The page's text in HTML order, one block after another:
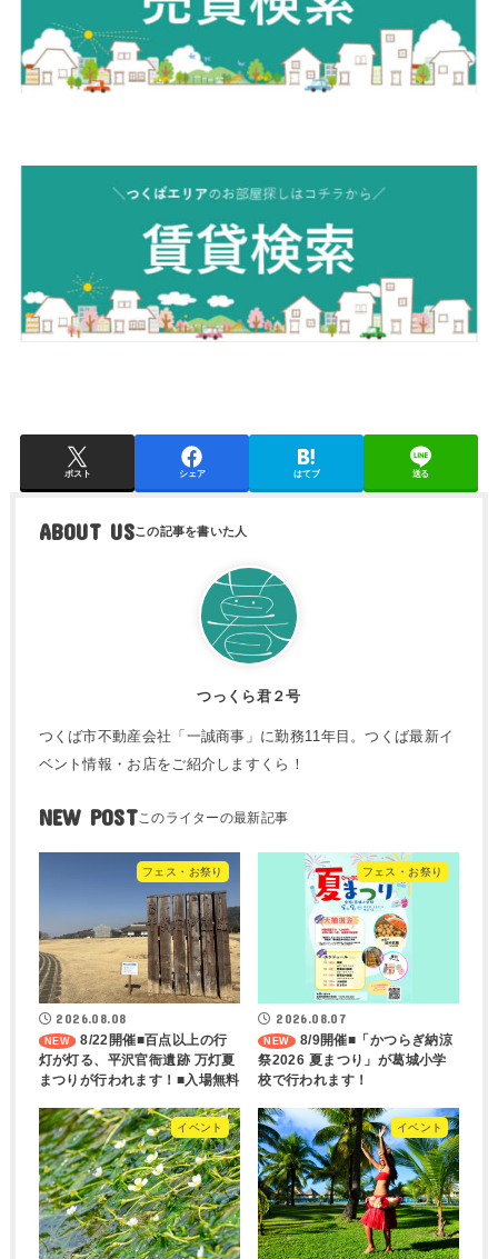
ポスト シェア はてブ 送る
ABOUT US
つっくら君２号
つくば市不動産会社「一誠商事」に勤務11年目。つくば最新イ
ベント情報・お店をご紹介しますくら！
NEW POST
フェス・お祭り
2026.08.08
8/22開催■百点以上の行
灯が灯る、平沢官衙遺跡 万灯夏
まつりが行われます！■入場無料
フェス・お祭り
2026.08.07
8/9開催■「かつらぎ納涼
祭2026 夏まつり」が葛城小学
校で行われます！
イベント イベント